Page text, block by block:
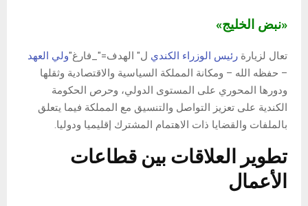
«نبض الخليج»
تعال لزيارة رئيس الوزراء الكندي ل" الهدف="_فارغ"ولي العهد
– حفظه الله – ومكانة المملكة السياسية والاقتصادية وثقلها
ودورها المحوري على المستوى الدولي، وحرص الحكومة
الكندية على تعزيز التواصل والتنسيق مع المملكة فيما يتعلق
بالملفات والقضايا ذات الاهتمام المشترك إقليميا ودوليا.
تطوير العلاقات بين قطاعات
الأعمال